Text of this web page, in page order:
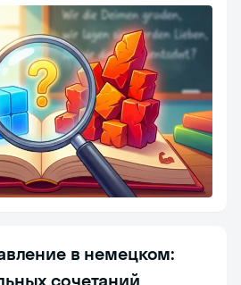
в немецком:
сочетаний